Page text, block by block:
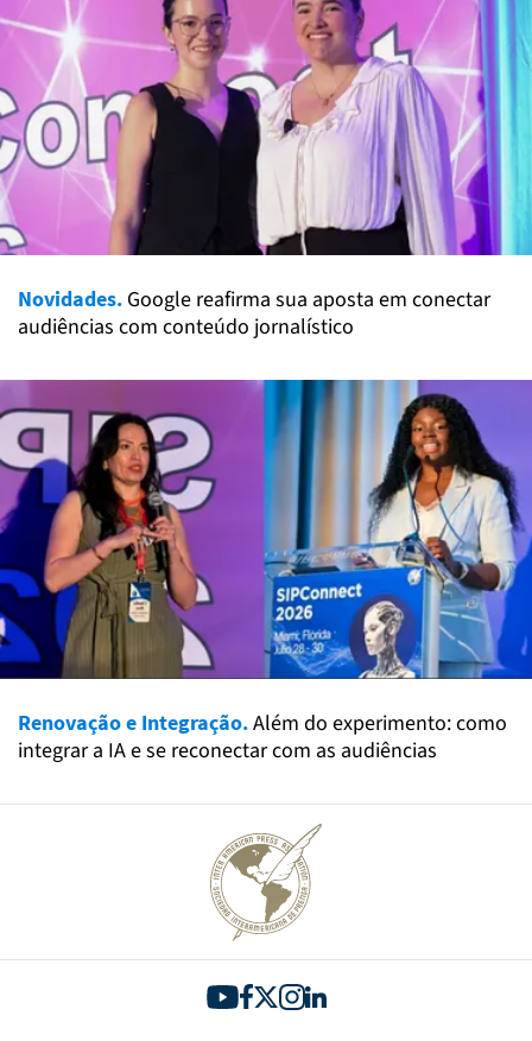
Novidades. Google reafirma sua aposta em conectar
audiências com conteúdo jornalístico
Renovação e Integração.Além do experimento: como
integrar a IA e se reconectar com as audiências